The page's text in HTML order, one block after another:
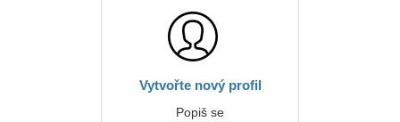
Vytvořte nový profil
Popiš se